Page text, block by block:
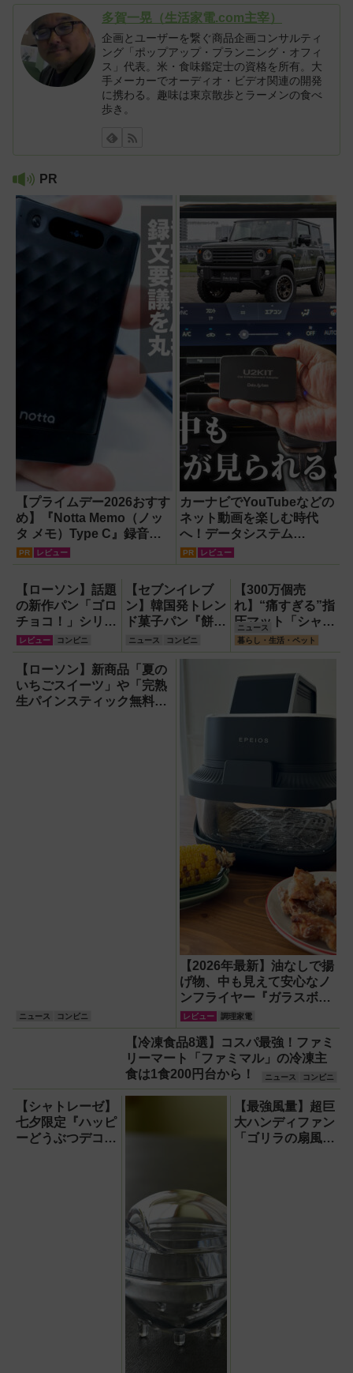
多賀一晃（生活家電.com主宰）
企画とユーザーを繋ぐ商品企画コンサルティ
ング「ポップアップ・プランニング・オフィ
ス」代表。米・食味鑑定士の資格を所有。大
手メーカーでオーディオ・ビデオ関連の開発
に携わる。趣味は東京散歩とラーメンの食べ
歩き。
PR
【プライムデー2026おすす
め】『Notta Memo（ノッ
タ メモ）Type C』録音か
らAI自動文字起こし・翻
スレコーダー！【議事録作
成】
PR レビュー
カーナビでYouTubeなどの
ネット動画を楽しむ時代
へ！データシステム
『U2KIT』がドライブを変
PR レビュー
【ローソン】話題
の新作パン「ゴロ
チョコ！」シリー
ズ3種類食べ比
べ！
レビュー コンビニ
【セブンイレブ
ン】韓国発トレン
ド菓子パン『餅っ
と食感クロッチ』
や『もっちもち食
感クレープ マン
ゴーココナッツ』
など新作スイー
ツ・パン登場！
ニュース コンビニ
【300万個売
れ】“痛すぎる”指
圧マット「シャク
ティマット」の新
色を渋谷で体験で
催！
ニュース
暮らし・生活・ペット
【ローソン】新商品「夏の
いちごスイーツ」や「完熟
生パインスティック無料
ニュース コンビニ
【2026年最新】油なしで揚
げ物、中も見えて安心なノ
ンフライヤー『ガラスボウ
ルエアフライヤー』で唐揚
げ＆焼きとうもろこしにチ
ャレンジ
レビュー 調理家電
【冷凍食品8選】コスパ最強！ファミ
リーマート「ファミマル」の冷凍主
食は1食200円台から！
ニュース コンビニ
【シャトレーゼ】
七夕限定『ハッピ
ーどうぶつデコレ
【最強風量】超巨
大ハンディファン
「ゴリラの扇風